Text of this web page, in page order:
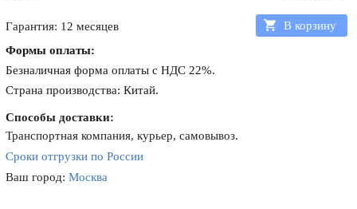
Гарантия: 12 месяцев
В корзину
Формы оплаты:
Безналичная форма оплаты с НДС 22%.
Страна производства: Китай.
Способы доставки:
Транспортная компания, курьер, самовывоз.
Сроки отгрузки по России
Ваш город:Москва